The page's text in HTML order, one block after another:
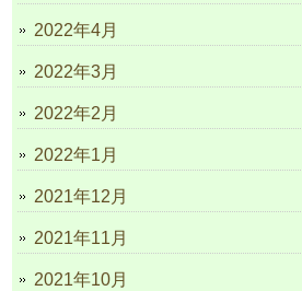
2022年4月
2022年3月
2022年2月
2022年1月
2021年12月
2021年11月
2021年10月